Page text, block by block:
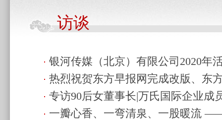
访谈
银河传媒（北京）有限公司2020年
(2020.11.29 00:03)
热烈祝贺东方早报网完成改版、东
(2020.11.28 23:35)
专访90后女董事长|万氏国际企业成
度大奖(2020.08.20 22:22)
一瓣心香、一弯清泉、一股暖流